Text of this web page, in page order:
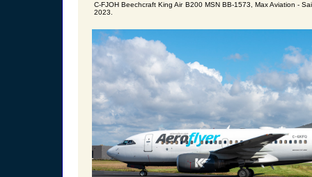
C-FJOH Beechcraft King Air B200 MSN BB-1573, Max Aviation -
2023.